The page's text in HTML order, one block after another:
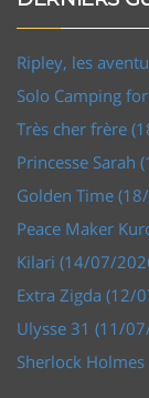
Ripley, les
Solo Camping
Très cher frère
Princesse Sarah
Golden Time
Peace Maker
Kilari (14/07/
Extra Zigda (12/
Ulysse 31 (11/
Sherlock